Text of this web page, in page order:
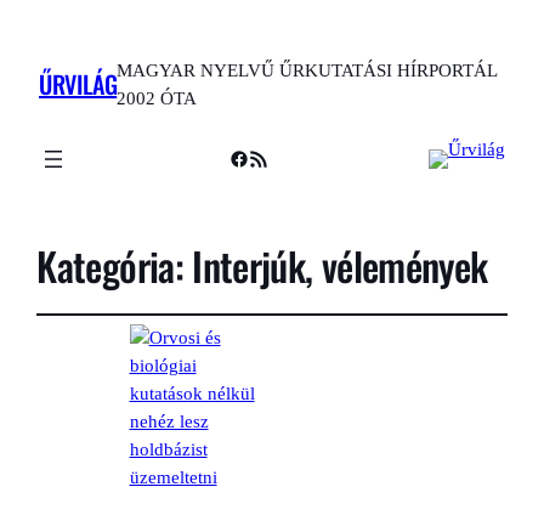
ŰRVILÁGMAGYAR NYELVŰ ŰRKUTATÁSI HÍRPORTÁL
2002 ÓTA
Facebook
RSS Feed
Kategória:Interjúk, vélemények